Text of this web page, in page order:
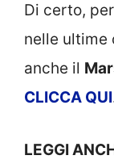
Di certo,
nelle ultime
anche il
CLICCA QUI
LEGGI